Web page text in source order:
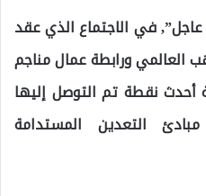
في الاجتماع الذي عقد
ورابطة عمال مناجم
أحدث نقطة تم التوصل إليها
التعدين المستدامة